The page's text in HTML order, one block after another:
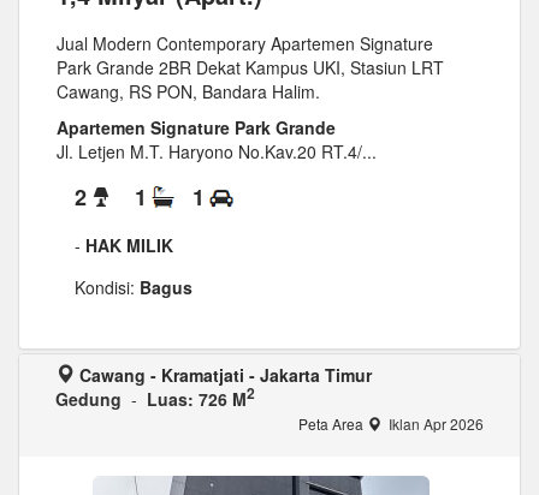
Jual Modern Contemporary Apartemen Signature
Park Grande 2BR Dekat Kampus UKI, Stasiun LRT
Cawang, RS PON, Bandara Halim.
Apartemen Signature Park Grande
Jl. Letjen M.T. Haryono No.Kav.20 RT.4/...
2 1 1
- HAK MILIK
Kondisi: Bagus
Cawang - Kramatjati - Jakarta Timur
Gedung - Luas: 726 M2
Peta Area Iklan Apr 2026